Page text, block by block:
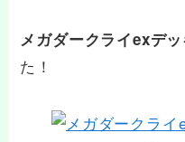
メガダークライexデ
た！